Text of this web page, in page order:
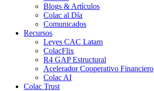
Blogs & Artículos
Colac al Día
Comunicados
Recursos
Leyes CAC Latam
ColacFlix
R4 GAP Estructural
Acelerador Cooperativo Financiero
Colac AI
Colac Trust